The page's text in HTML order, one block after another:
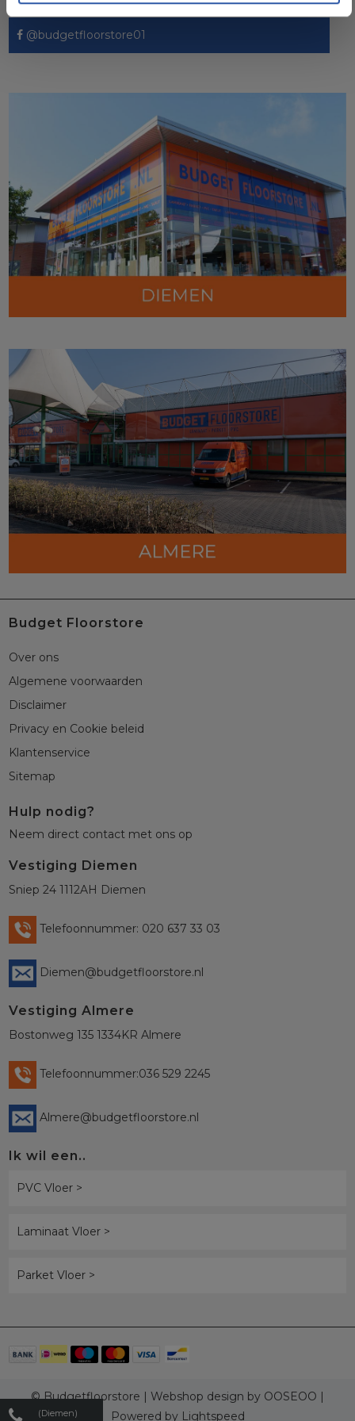
(Diemen)
@budgetfloorstore01
Budget Floorstore
Over ons
Algemene voorwaarden
Disclaimer
Privacy en Cookie beleid
Klantenservice
Sitemap
Hulp nodig?
Neem direct contact met ons op
Vestiging Diemen
Sniep 24 1112AH Diemen
Telefoonnummer: 020 637 33 03
Diemen@budgetfloorstore.nl
Vestiging Almere
Bostonweg 135 1334KR Almere
Telefoonnummer:036 529 2245
Almere@budgetfloorstore.nl
Ik wil een..
PVC Vloer >
Laminaat Vloer >
Parket Vloer >
© Budgetfloorstore | Webshop design by OOSEOO |
Powered by Lightspeed